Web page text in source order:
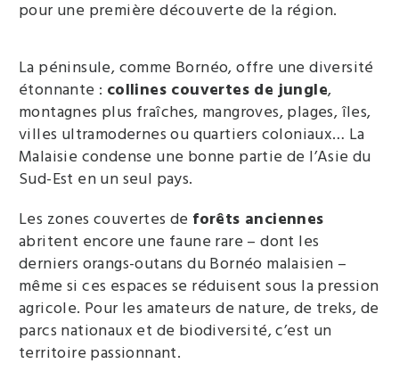
pour une première découverte de la région.
La péninsule, comme Bornéo, offre une diversité
étonnante : collines couvertes de jungle,
montagnes plus fraîches, mangroves, plages, îles,
villes ultramodernes ou quartiers coloniaux… La
Malaisie condense une bonne partie de l’Asie du
Sud-Est en un seul pays.
Les zones couvertes de forêts anciennes
abritent encore une faune rare – dont les
derniers orangs-outans du Bornéo malaisien –
même si ces espaces se réduisent sous la pression
agricole. Pour les amateurs de nature, de treks, de
parcs nationaux et de biodiversité, c’est un
territoire passionnant.